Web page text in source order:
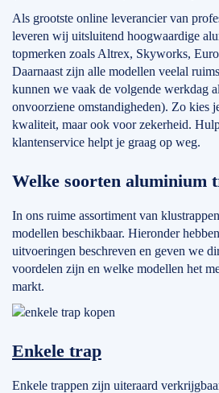
Als grootste online leverancier van
leveren wij uitsluitend hoogwaardige
topmerken zoals Altrex, Skyworks,
Daarnaast zijn alle modellen veelal
kunnen we vaak de volgende werkdag
onvoorziene omstandigheden). Zo kies
kwaliteit, maar ook voor zekerheid.
klantenservice helpt je graag op weg.
Welke soorten aluminium
In ons ruime assortiment van
modellen beschikbaar. Hieronder
uitvoeringen beschreven en geven we
voordelen zijn en welke modellen het
markt.
Enkele trap
Enkele trappen zijn uiteraard